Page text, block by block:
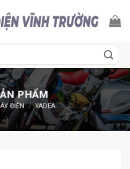
PHẨM
ĐIỆN / YADEA